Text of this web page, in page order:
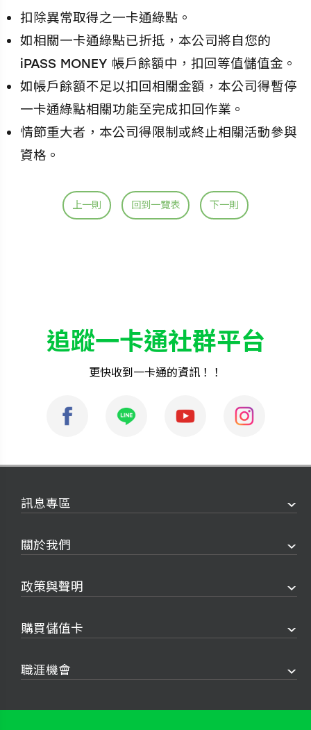
扣除異常取得之一卡通綠點。
如相關一卡通綠點已折抵，本公司將自您的
iPASS MONEY 帳戶餘額中，扣回等值儲值金。
如帳戶餘額不足以扣回相關金額，本公司得暫停
一卡通綠點相關功能至完成扣回作業。
情節重大者，本公司得限制或終止相關活動參與
資格。
上一則 回到一覽表 下一則
追蹤一卡通社群平台
更快收到一卡通的資訊！！
訊息專區
關於我們
政策與聲明
購買儲值卡
職涯機會